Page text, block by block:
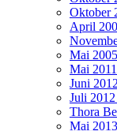
Oktober
April
Mai
Mai
Juni
Juli
Thora
Mai